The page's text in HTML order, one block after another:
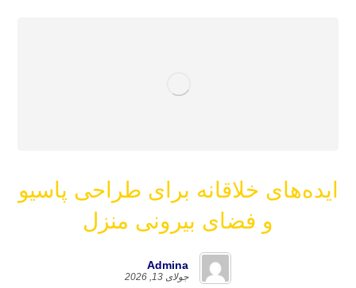
ایده‌های خلاقانه برای طراحی پاسیو
و فضای بیرونی منزل
Admina
جولای 13, 2026